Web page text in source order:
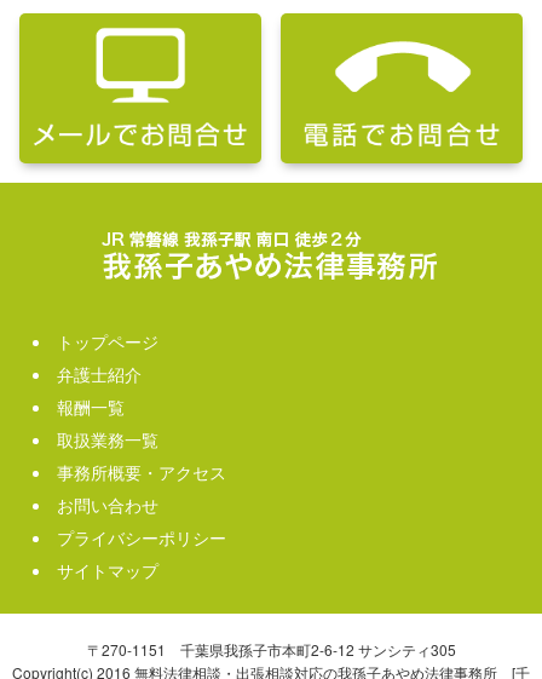
トップページ
弁護士紹介
報酬一覧
取扱業務一覧
事務所概要・アクセス
お問い合わせ
プライバシーポリシー
サイトマップ
〒270-1151 千葉県我孫子市本町2-6-12 サンシティ305
Copyright(c) 2016 無料法律相談・出張相談対応の我孫子あやめ法律事務所 [千